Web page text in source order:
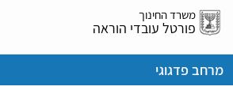
דלג
אל
משרד החינוך
פורטל עובדי הוראה
מרחב פדגוגי